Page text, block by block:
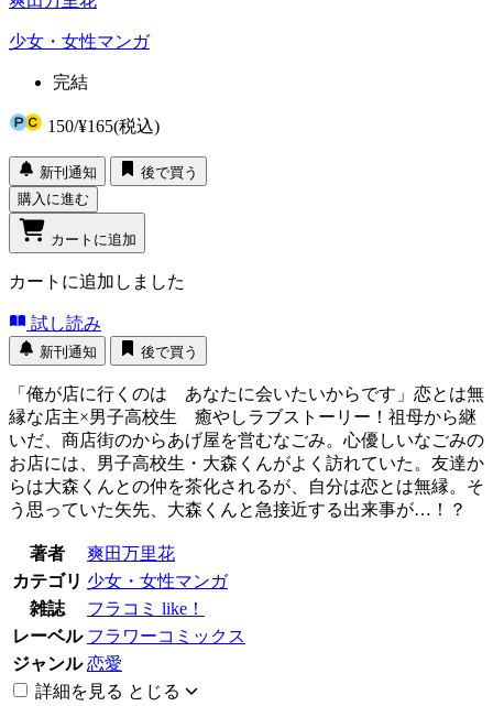
少女・女性マンガ
完結
150/¥165(税込)
新刊通知
後で買う
購入に進む
カートに追加
カートに追加しました
試し読み
新刊通知 後で買う
「俺が店に行くのは あなたに会いたいからです」恋とは無
縁な店主×男子高校生 癒やしラブストーリー！祖母から継
いだ、商店街のからあげ屋を営むなごみ。心優しいなごみの
お店には、男子高校生・大森くんがよく訪れていた。友達か
らは大森くんとの仲を茶化されるが、自分は恋とは無縁。そ
う思っていた矢先、大森くんと急接近する出来事が…！？
著者
爽田万里花
カテゴリ 少女・女性マンガ
雑誌
フラコミ like！
レーベル フラワーコミックス
ジャンル 恋愛
詳細を見る とじる